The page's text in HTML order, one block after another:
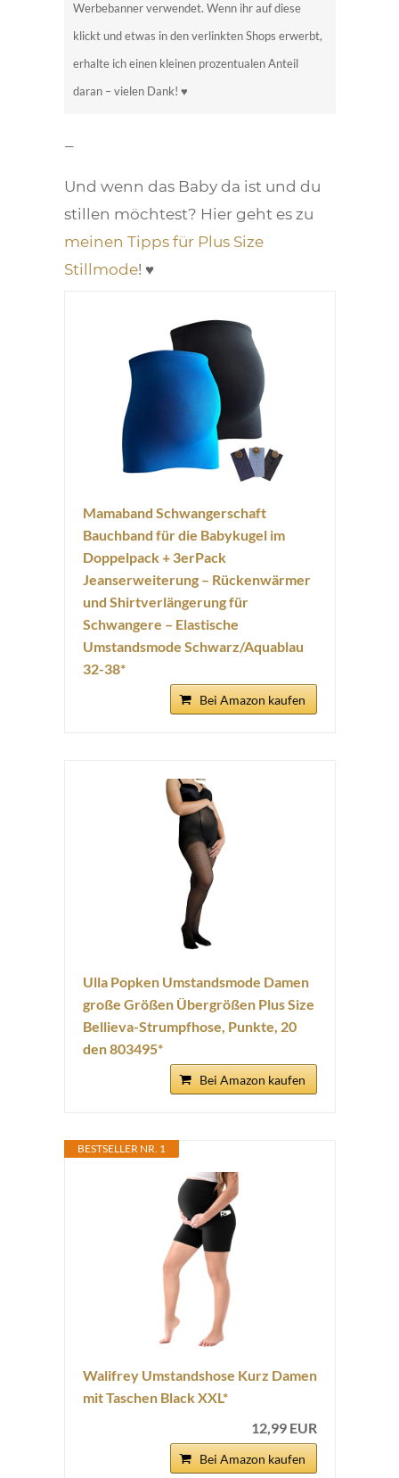
Werbebanner verwendet. Wenn ihr auf diese
klickt und etwas in den verlinkten Shops erwerbt,
erhalte ich einen kleinen prozentualen Anteil
daran – vielen Dank! ♥
—
Und wenn das Baby da ist und du
stillen möchtest? Hier geht es zu
meinen Tipps für Plus Size
Stillmode! ♥
Mamaband Schwangerschaft
Bauchband für die Babykugel im
Doppelpack + 3erPack
Jeanserweiterung – Rückenwärmer
und Shirtverlängerung für
Schwangere – Elastische
Umstandsmode Schwarz/Aquablau
32-38*
Bei Amazon kaufen
Ulla Popken Umstandsmode Damen
große Größen Übergrößen Plus Size
Bellieva-Strumpfhose, Punkte, 20
den 803495*
Bei Amazon kaufen
BESTSELLER NR. 1
Walifrey Umstandshose Kurz Damen
mit Taschen Black XXL*
12,99 EUR
Bei Amazon kaufen